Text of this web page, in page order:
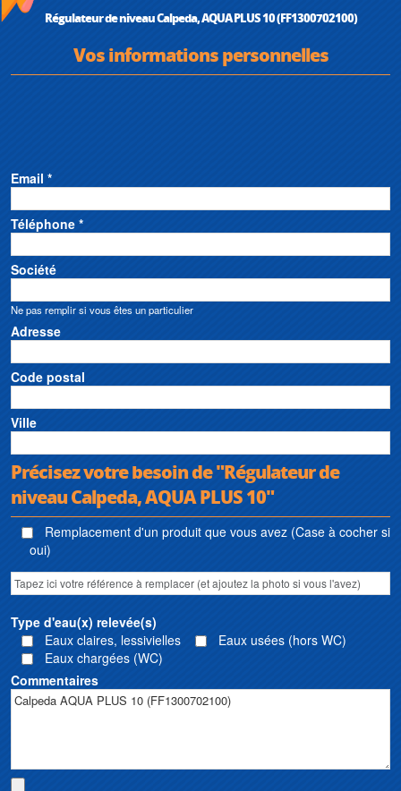
Régulateur de niveau Calpeda, AQUA PLUS 10 (FF1300702100)
Vos informations personnelles
Email *
Téléphone *
Société
Ne pas remplir si vous êtes un particulier
Adresse
Code postal
Ville
Précisez votre besoin de "Régulateur de
niveau Calpeda, AQUA PLUS 10"
Remplacement d'un produit que vous avez (Case à cocher si
oui)
Type d'eau(x) relevée(s)
Eaux claires, lessivielles
Eaux usées (hors WC)
Eaux chargées (WC)
Commentaires